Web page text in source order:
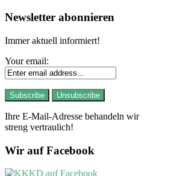
Newsletter abonnieren
Immer aktuell informiert!
Your email:
Ihre E-Mail-Adresse behandeln wir
streng vertraulich!
Wir auf Facebook